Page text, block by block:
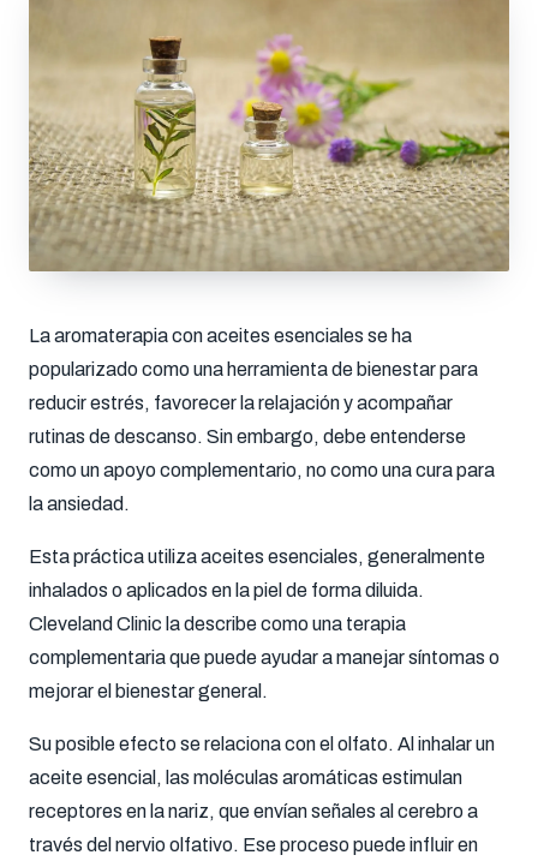
La aromaterapia con aceites esenciales se ha
popularizado como una herramienta de bienestar para
reducir estrés, favorecer la relajación y acompañar
rutinas de descanso. Sin embargo, debe entenderse
como un apoyo complementario, no como una cura para
la ansiedad.
Esta práctica utiliza aceites esenciales, generalmente
inhalados o aplicados en la piel de forma diluida.
Cleveland Clinic la describe como una terapia
complementaria que puede ayudar a manejar síntomas o
mejorar el bienestar general.
Su posible efecto se relaciona con el olfato. Al inhalar un
aceite esencial, las moléculas aromáticas estimulan
receptores en la nariz, que envían señales al cerebro a
través del nervio olfativo. Ese proceso puede influir en